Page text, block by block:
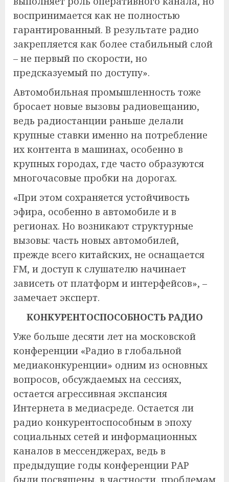
воспринимается как не полностью
гарантированный. В результате радио
закрепляется как более стабильный слой
– не первый по скорости, но
предсказуемый по доступу».
Автомобильная промышленность тоже
бросает новые вызовы радиовещанию,
ведь радиостанции раньше делали
крупные ставки именно на потребление
их контента в машинах, особенно в
крупных городах, где часто образуются
многочасовые пробки на дорогах.
«При этом сохраняется устойчивость
эфира, особенно в автомобиле и в
регионах. Но возникают структурные
вызовы: часть новых автомобилей,
прежде всего китайских, не оснащается
FM, и доступ к слушателю начинает
зависеть от платформ и интерфейсов», –
замечает эксперт.
КОНКУРЕНТОСПОСОБНОСТЬ РАДИО
Уже больше десяти лет на московской
конференции «Радио в глобальной
медиаконкуренции» одним из основных
вопросов, обсуждаемых на сессиях,
остается агрессивная экспансия
Интернета в медиасреде. Остается ли
радио конкурентоспособным в эпоху
социальных сетей и информационных
каналов в мессенджерах, ведь в
предыдущие годы конференции РАР